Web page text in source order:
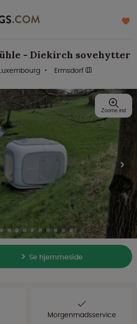
- Diekirch sovehytter
Ermsdorf
Se hjemmeside
Zoome ind
Morgenmadsservice